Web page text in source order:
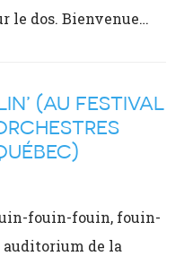
le dos. Bienvenue…
(AU FESTIVAL
fouin-fouin, fouin-
auditorium de la